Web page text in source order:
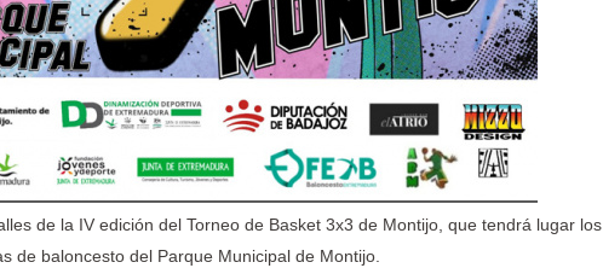
de la IV edición del Torneo de Basket 3x3 de Montijo, que tendrá lugar los
de baloncesto del Parque Municipal de Montijo.